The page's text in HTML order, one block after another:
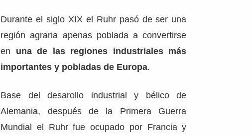
Durante el siglo XIX el Ruhr pasó de ser una
región agraria apenas poblada a convertirse
en una de las regiones industriales más
importantes y pobladas de Europa.
Base del desarollo industrial y bélico de
Alemania, después de la Primera Guerra
Mundial el Ruhr fue ocupado por Francia y